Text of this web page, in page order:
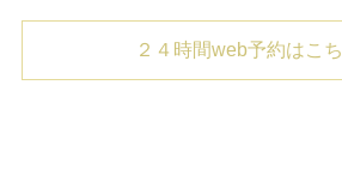
２４時間web予約はこ